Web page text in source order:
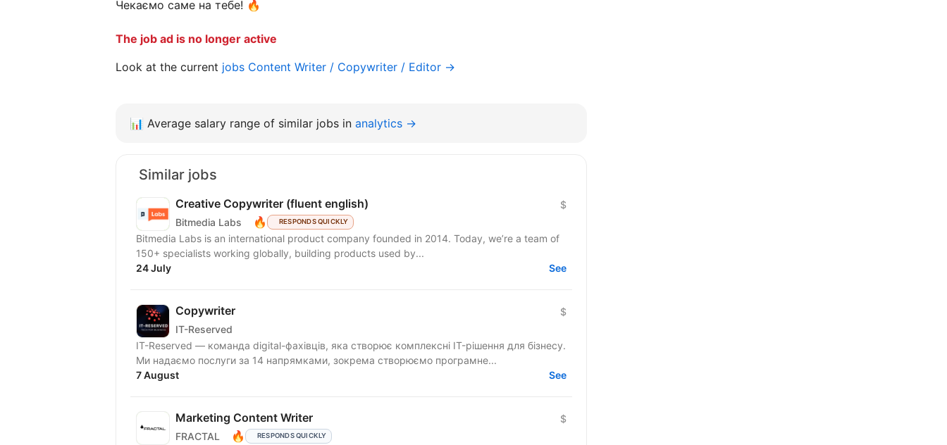
Чекаємо саме на тебе! 🔥
The job ad is no longer active
Look at the current jobs Content Writer / Copywriter / Editor →
📊 Average salary range of similar jobs in analytics →
Similar jobs
Creative Copywriter (fluent english)
Bitmedia Labs 🔥 RESPONDS QUICKLY
$
Bitmedia Labs is an international product company founded in 2014. Today, we’re a team of
150+ specialists working globally, building products used by...
24 July
See
Copywriter
IT-Reserved
$
IT-Reserved — команда digital-фахівців, яка створює комплексні IT-рішення для бізнесу.
Ми надаємо послуги за 14 напрямками, зокрема створюємо програмне...
7 August
See
Marketing Content Writer
FRACTAL 🔥 RESPONDS QUICKLY
$